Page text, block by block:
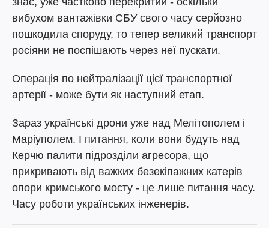
вибухом вантажівки СБУ свого часу серйозно
пошкодила споруду, то тепер великий транспорт
росіяни не поспішають через неї пускати.
Операція по нейтралізації цієї транспортної
артерії - може бути як наступний етап.
Зараз українські дрони уже над Мелітополем і
Маріуполем. І питання, коли вони будуть над
Керчю палити підрозділи агресора, що
прикривають від важких безекіпажних катерів
опори кримського мосту - це лише питання часу.
Часу роботи українських інженерів.